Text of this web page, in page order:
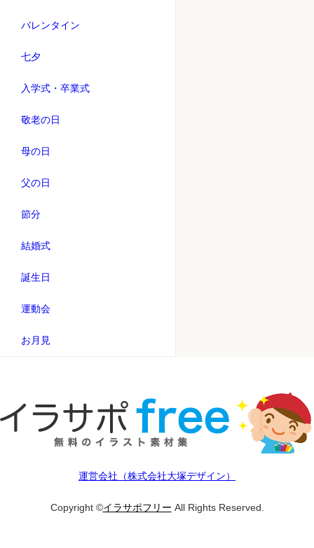
バレンタイン
七夕
入学式・卒業式
敬老の日
母の日
父の日
節分
結婚式
誕生日
運動会
お月見
運営会社（株式会社大塚デザイン）
Copyright ©イラサポフリー All Rights Reserved.